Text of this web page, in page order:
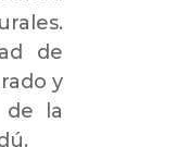
de
y
de la